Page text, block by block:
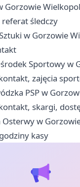
Gorzowie
śledczy
w Gorzowie
Sportowy w
zajęcia
PSP w
skargi,
Osterwy w
kasy